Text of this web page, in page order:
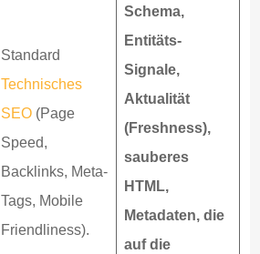
Standard
Technisches
SEO (Page
Speed,
Backlinks, Meta-
Tags, Mobile
Friendliness).
Schema,
Entitäts-
Signale,
Aktualität
(Freshness),
sauberes
HTML,
Metadaten, die
auf die